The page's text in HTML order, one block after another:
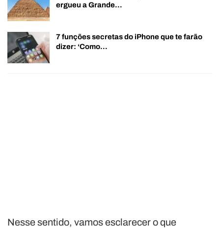
ergueu a Grande…
7 funções secretas do iPhone que te farão
dizer: ‘Como…
Nesse sentido, vamos esclarecer o que